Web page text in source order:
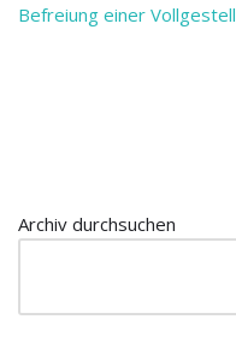
Befreiung einer
Archiv durchsuchen